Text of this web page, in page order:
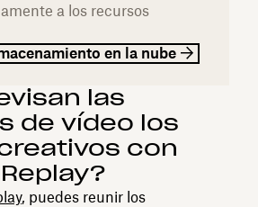
a los recursos
en la nube
las
de vídeo los
con
, puedes reunir los